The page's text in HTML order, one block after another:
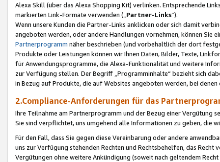
Alexa Skill (über das Alexa Shopping Kit) verlinken. Entsprechende
markierten Link-Formate verwenden („ Partner-Links“).
Wenn unsere Kunden die Partner-Links anklicken oder sich damit
angeboten werden, oder andere Handlungen vornehmen, können Sie
Partnerprogramm näher beschrieben (und vorbehaltlich der dort
Produkte oder Leistungen können wir Ihnen Daten, Bilder, Texte,
für Anwendungsprogramme, die Alexa-Funktionalität und weitere
zur Verfügung stellen. Der Begriff „Programminhalte“ bezieht sich
in Bezug auf Produkte, die auf Websites angeboten werden, bei
2.Compliance-Anforderungen für das
Ihre Teilnahme am Partnerprogramm und der Bezug einer Vergütung
Sie sind verpflichtet, uns umgehend alle Informationen zu geben, die
Für den Fall, dass Sie gegen diese Vereinbarung oder andere
uns zur Verfügung stehenden Rechten und Rechtsbehelfen, das
Vergütungen ohne weitere Ankündigung (soweit nach geltendem